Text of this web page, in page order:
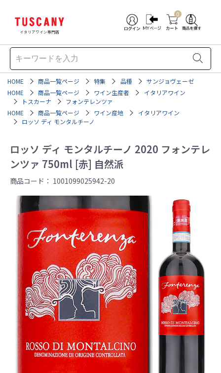
イタリアワイン専門店
0
HOME 商品一覧ページ 特集 品種
サンジョヴェーゼ
HOME
商品一覧ページ ワイン生産者
イタリアワイン
トスカーナ
フォンテレンツァ
HOME
商品一覧ページ ワイン産地
イタリアワイン
ロッソ ディ モンタルチーノ
ロッソ ディ モンタルチーノ 2020 フォンテレ
ンツァ 750ml [赤] 自然派
商品コード： 1001099025942-20